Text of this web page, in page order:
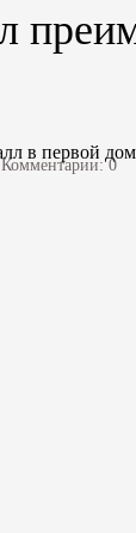
Комментарии: 0